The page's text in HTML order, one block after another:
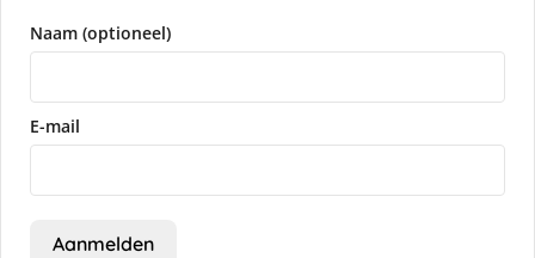
Naam (optioneel)
E-mail
Aanmelden